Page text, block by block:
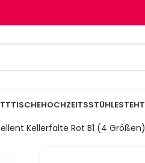
HOCHZEITSSTÜHLE
Kellerfalte Rot B1 (4 Größen)